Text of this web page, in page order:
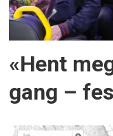
«Hent
gang –